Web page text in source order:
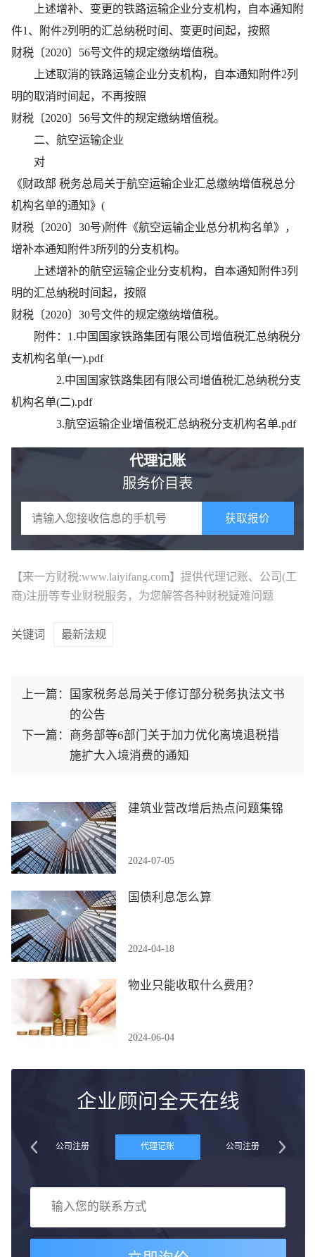
上述增补、变更的铁路运输企业分支机构，自本通知附
件1、附件2列明的汇总纳税时间、变更时间起，按照
财税〔2020〕56号文件的规定缴纳增值税。
上述取消的铁路运输企业分支机构，自本通知附件2列
明的取消时间起，不再按照
财税〔2020〕56号文件的规定缴纳增值税。
二、航空运输企业
对
《财政部 税务总局关于航空运输企业汇总缴纳增值税总分
机构名单的通知》(
财税〔2020〕30号)附件《航空运输企业总分机构名单》，
增补本通知附件3所列的分支机构。
上述增补的航空运输企业分支机构，自本通知附件3列
明的汇总纳税时间起，按照
财税〔2020〕30号文件的规定缴纳增值税。
附件：1.中国国家铁路集团有限公司增值税汇总纳税分
支机构名单(一).pdf
2.中国国家铁路集团有限公司增值税汇总纳税分支
机构名单(二).pdf
3.航空运输企业增值税汇总纳税分支机构名单.pdf
代理记账
服务价目表
获取报价
【来一方财税:www.laiyifang.com】提供代理记账、公司(工
商)注册等专业财税服务，为您解答各种财税疑难问题
关键词 最新法规
上一篇：
国家税务总局关于修订部分税务执法文书
的公告
下一篇：
商务部等6部门关于加力优化离境退税措
施扩大入境消费的通知
建筑业营改增后热点问题集锦
2024-07-05
国债利息怎么算
2024-04-18
物业只能收取什么费用？
2024-06-04
企业顾问全天在线
公司注册 代理记账 公司注册